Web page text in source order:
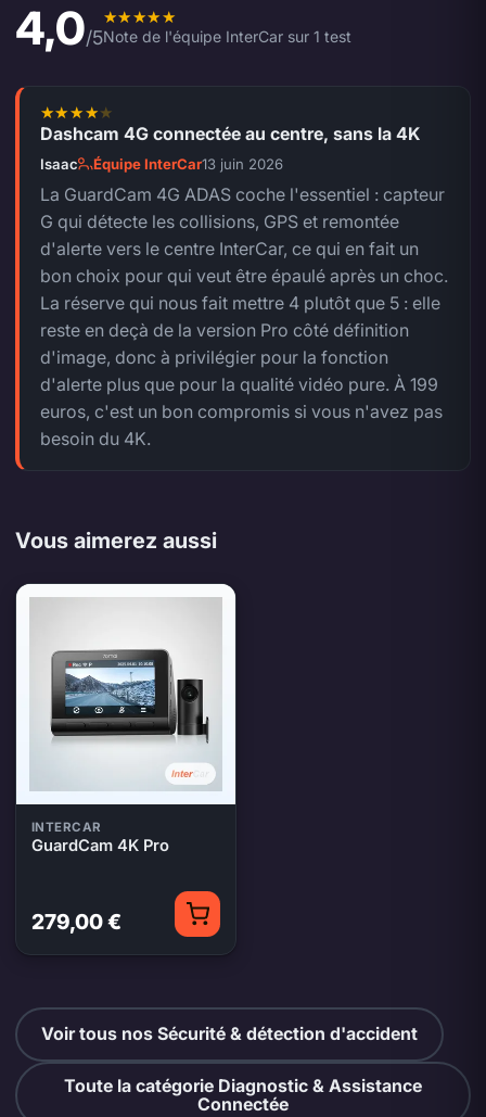
4,0/5Note de l'équipe InterCar sur 1 test
Note moyenne de l'équipe 4,0 sur 5.
4 sur 5.
Dashcam 4G connectée au centre, sans la 4K
Isaac Équipe InterCar13 juin 2026
La GuardCam 4G ADAS coche l'essentiel : capteur
G qui détecte les collisions, GPS et remontée
d'alerte vers le centre InterCar, ce qui en fait un
bon choix pour qui veut être épaulé après un choc.
La réserve qui nous fait mettre 4 plutôt que 5 : elle
reste en deçà de la version Pro côté définition
d'image, donc à privilégier pour la fonction
d'alerte plus que pour la qualité vidéo pure. À 199
euros, c'est un bon compromis si vous n'avez pas
besoin du 4K.
Vous aimerez aussi
INTERCAR
GuardCam 4K Pro
279,00 €
Voir tous nos Sécurité & détection d'accident
Toute la catégorie Diagnostic & Assistance
Connectée